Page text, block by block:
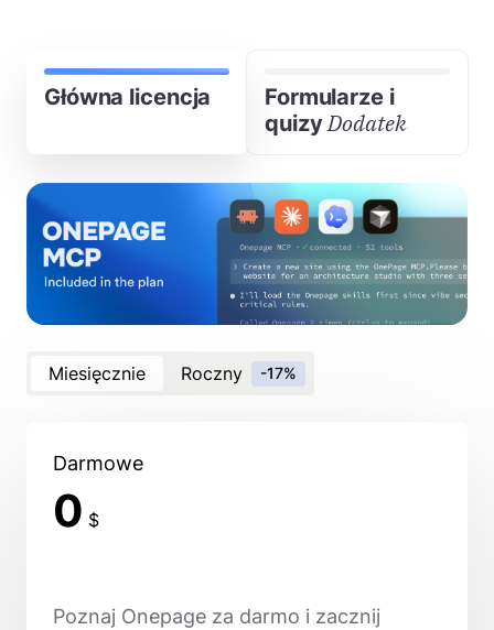
Główna licencja
Formularze i
quizy Dodatek
Miesięcznie Roczny -17%
Darmowe
0 $
Poznaj Onepage za darmo i zacznij